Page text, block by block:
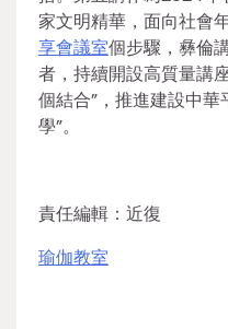
家文明精華，面向社會
享會議室個步驟，彝倫
者，持續開設高質量講
個結合”，推進建設中
學”。
責任編輯：近復
瑜伽教室